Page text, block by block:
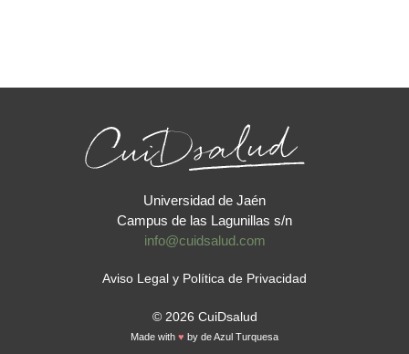
Universidad de Jaén
Campus de las Lagunillas s/n
info@cuidsalud.com
Aviso Legal y Política de Privacidad
© 2026 CuiDsalud
Made with ♥ by de Azul Turquesa